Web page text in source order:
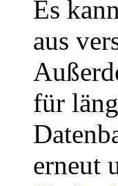
Es
aus
für
erneut